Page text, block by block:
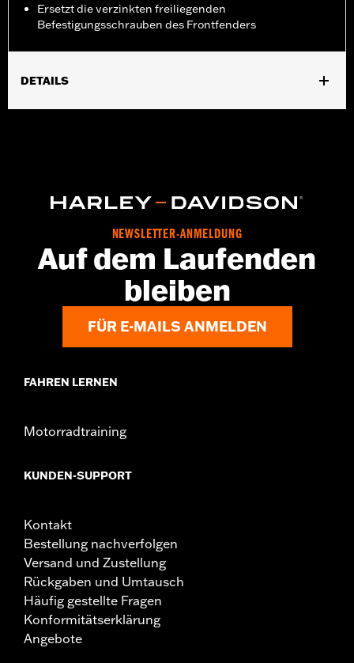
Ersetzt die verzinkten freiliegenden
Befestigungsschrauben des Frontfenders
DETAILS
In Einheiten erhältlich:Jeweils
NEWSLETTER-ANMELDUNG
Auf dem Laufenden
bleiben
FÜR E-MAILS ANMELDEN
FAHREN LERNEN
Motorradtraining
KUNDEN-SUPPORT
Kontakt
Bestellung nachverfolgen
Versand und Zustellung
Rückgaben und Umtausch
Häufig gestellte Fragen
Konformitätserklärung
Angebote